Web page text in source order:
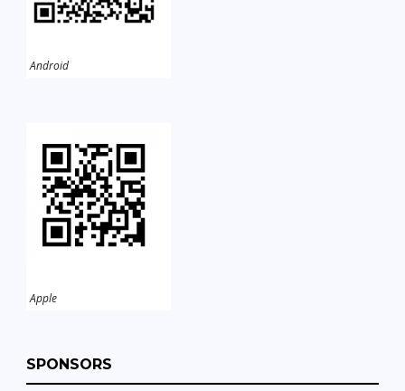
Android
Apple
SPONSORS